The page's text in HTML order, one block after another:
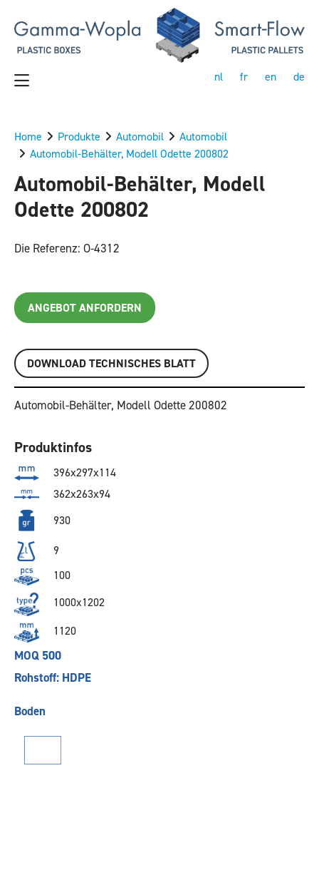
nl fr en de
Home Produkte Automobil
Automobil
Automobil-Behälter, Modell Odette 200802
Automobil-Behälter, Modell
Odette 200802
Die Referenz: O-4312
ANGEBOT ANFORDERN
DOWNLOAD TECHNISCHES BLATT
Automobil-Behälter, Modell Odette 200802
Produktinfos
396x297x114
362x263x94
930
9
100
1000x1202
1120
MOQ 500
Rohstoff: HDPE
Boden